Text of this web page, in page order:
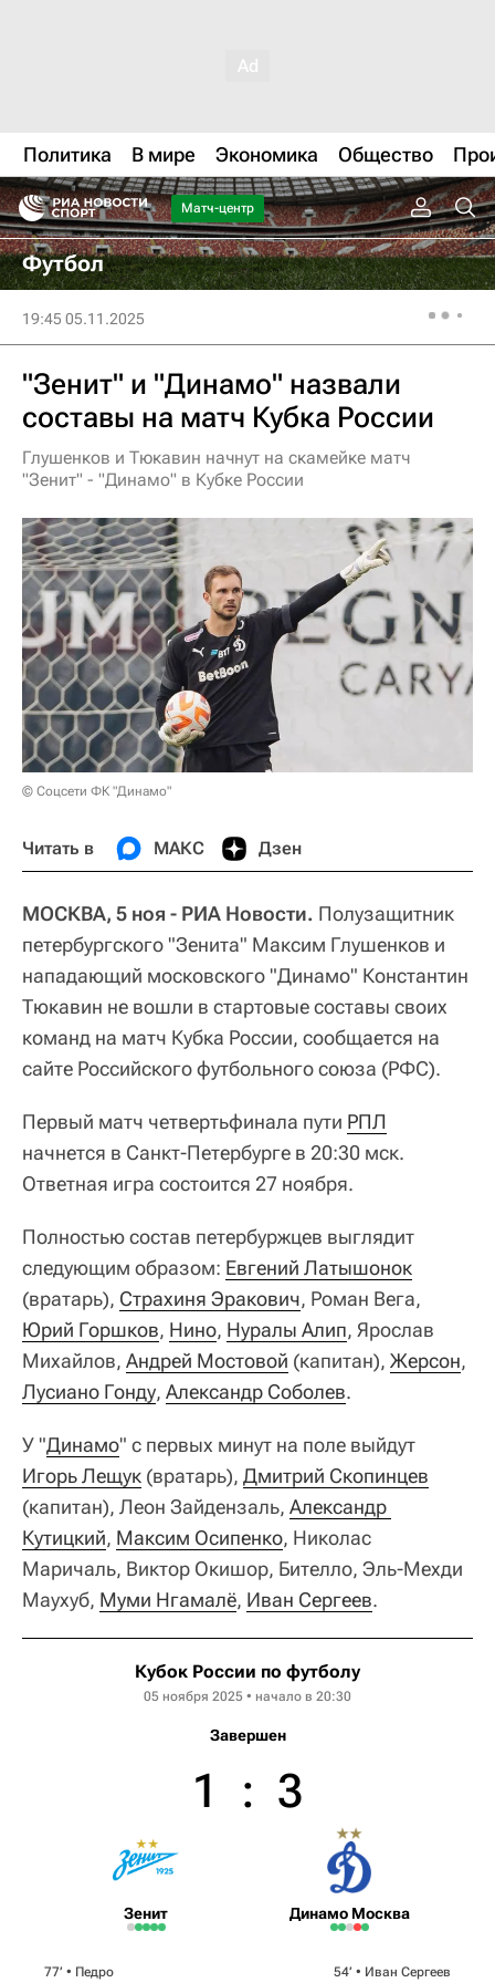
Политика В мире Экономика Общество
Матч-центр
Футбол
19:45 05.11.2025
"Зенит" и "Динамо" назвали
составы на матч Кубка России
Глушенков и Тюкавин начнут на скамейке матч
"Зенит" - "Динамо" в Кубке России
© Соцсети ФК "Динамо"
Читать в МАКС Дзен
МОСКВА, 5 ноя - РИА Новости. Полузащитник
петербургского "Зенита" Максим Глушенков и
нападающий московского "Динамо" Константин
Тюкавин не вошли в стартовые составы своих
команд на матч Кубка России, сообщается на
сайте Российского футбольного союза (РФС).
Первый матч четвертьфинала пути РПЛ
начнется в Санкт-Петербурге в 20:30 мск.
Ответная игра состоится 27 ноября.
Полностью состав петербуржцев выглядит
следующим образом: Евгений Латышонок
(вратарь), Страхиня Эракович, Роман Вега,
Юрий Горшков, Нино, Нуралы Алип, Ярослав
Михайлов, Андрей Мостовой (капитан), Жерсон,
Лусиано Гонду, Александр Соболев.
У "Динамо" с первых минут на поле выйдут
Игорь Лещук (вратарь), Дмитрий Скопинцев
(капитан), Леон Зайдензаль, Александр
Кутицкий, Максим Осипенко, Николас
Маричаль, Виктор Окишор, Бителло, Эль-Мехди
Маухуб, Муми Нгамалё, Иван Сергеев.
Кубок России по футболу
05 ноября 2025 • начало в 20:30
Завершен
Зенит
1 : 3
Динамо Москва
77‎’‎ • Педро
54‎’‎ • Иван Сергеев